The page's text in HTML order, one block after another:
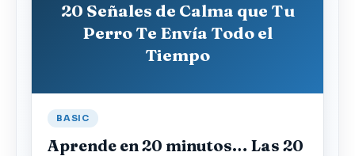
20 Señales de Calma que Tu
Perro Te Envía Todo el
Tiempo
BASIC
Aprende en 20 minutos… Las 20